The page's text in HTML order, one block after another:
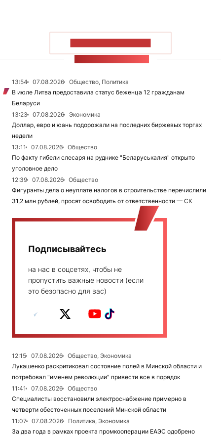
13:54 07.08.2026
Общество, Политика
В июле Литва предоставила статус беженца 12 гражданам
Беларуси
13:23
07.08.2026
Экономика
Доллар, евро и юань подорожали на последних биржевых торгах
недели
13:11
07.08.2026
Общество
По факту гибели слесаря на руднике "Беларуськалия" открыто
уголовное дело
12:39
07.08.2026
Общество
Фигуранты дела о неуплате налогов в строительстве перечислили
31,2 млн рублей, просят освободить от ответственности — СК
Подписывайтесь
на нас в соцсетях, чтобы не
пропустить важные новости (если
это безопасно для вас)
12:15 07.08.2026
Общество, Экономика
Лукашенко раскритиковал состояние полей в Минской области и
потребовал "именем революции" привести все в порядок
11:41
07.08.2026
Общество
Специалисты восстановили электроснабжение примерно в
четверти обесточенных поселений Минской области
11:07
07.08.2026
Политика, Экономика
За два года в рамках проекта промкооперации ЕАЭС одобрено